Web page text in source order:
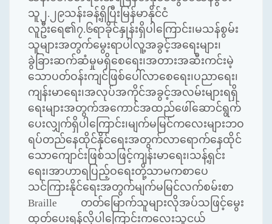
သူ၂.၂၉သန်းခန့်ရှိပြီးမြန်မာနိုင်ငံ
လူဦးရေ၏၇.၆ရာခိုင်နှုန်းရှိပါကြောင်း၊မသန်စွမ်း
သူများအတွက်မွေးရာပါလူ့အခွင့်အရေးများ၊
ခွဲခြားဆက်ဆံမှုမရှိစေရေး၊အတားအဆီးကင်းမဲ့
သောပတ်ဝန်းကျင်ဖြစ်ပေါ်လာစေရေး၊ပညာရေး၊
ကျန်းမာရေး၊အလုပ်အကိုင်အခွင့်အလမ်းများရရှိ
ရေးများအတွက်အကောင်အထည်ဖေါ်ဆောင်ရွက်
ပေးလျှက်ရှိပါကြောင်း၊မျက်မမြင်ကလေးများဘဝ
ရပ်တည်နေထိုင်နိုင်ရေးအတွက်လာရောက်နေထိုင်
သောကျောင်းဖြစ်သဖြင့်ကျန်းမာရေး၊သန့်ရှင်း
ရေး၊အာဟာရပြည့်ဝရေးတို့သာမကစာပေ
သင်ကြားနိုင်ရေးအတွက်မျက်မမြင်လက်စမ်းစာ
Braille တတ်မြောက်သူများလိုအပ်သဖြင့်မွေး
ထုတ်ပေးရန်လိုပါကြောင်းကလေးသူငယ်